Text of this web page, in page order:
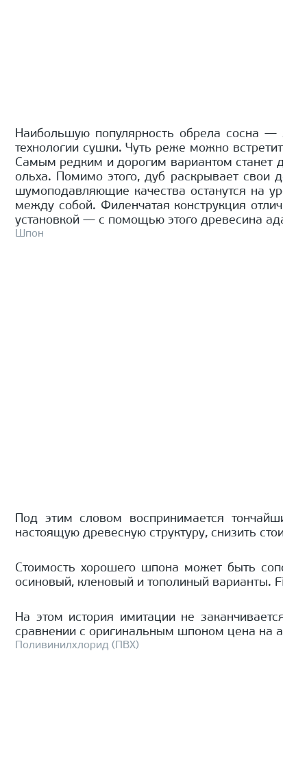
Наибольшую популярность обрела сосна —
технологии сушки. Чуть реже можно
Самым редким и дорогим вариантом станет
ольха. Помимо этого, дуб раскрывает свои
шумоподавляющие качества останутся на
между собой. Филенчатая конструкция
установкой — с помощью этого древесина
Шпон
Под этим словом воспринимается
настоящую древесную структуру, снизить
Стоимость хорошего шпона может быть
осиновый, кленовый и тополиный
На этом история имитации не
сравнении с оригинальным шпоном цена на
Поливинилхлорид (ПВХ)